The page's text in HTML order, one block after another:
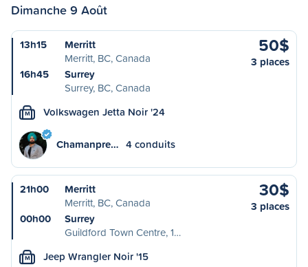
Dimanche 9 Août
13h15
Merritt
Merritt, BC, Canada
16h45
Surrey
Surrey, BC, Canada
50$
3 places
M Volkswagen Jetta Noir '24
Chamanpre… 4 conduits
21h00
Merritt
Merritt, BC, Canada
00h00
Surrey
Guildford Town Centre, 1…
30$
3 places
M Jeep Wrangler Noir '15